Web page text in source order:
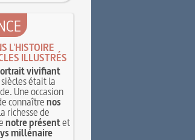
L'HISTOIRE
ILLUSTRÉS
vivifiant
était la
Une occasion
connaîtrenos
richesse de
notre présentet
millénaire